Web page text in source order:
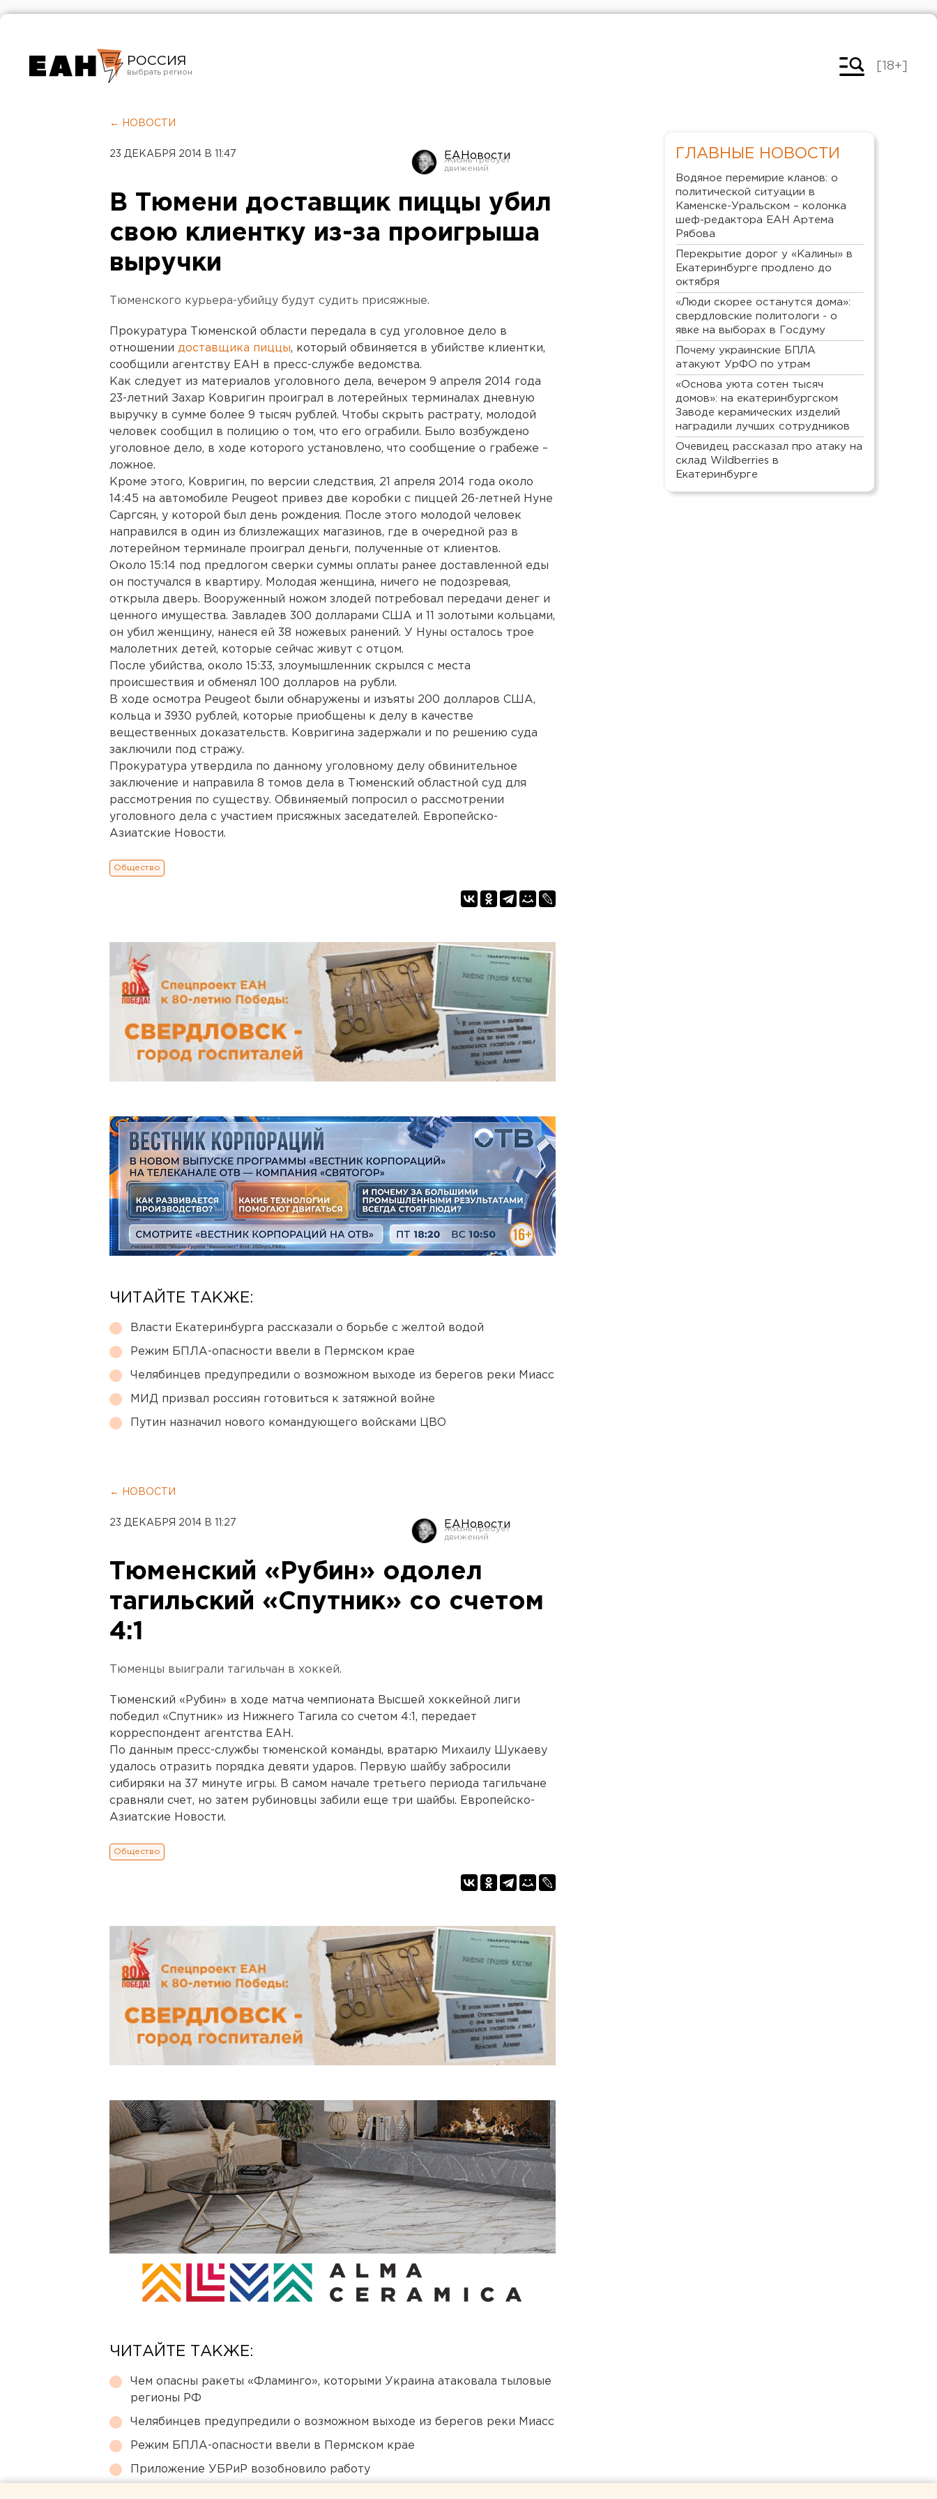
РОССИЯ
Челябинск
[18+]
← НОВОСТИ
23 ДЕКАБРЯ 2014 В 11:47 ЕАНовости
В Тюмени доставщик пиццы убил
свою клиентку из-за проигрыша
выручки
Тюменского курьера-убийцу будут судить присяжные.
Прокуратура Тюменской области передала в суд уголовное дело в
отношении доставщика пиццы, который обвиняется в убийстве клиентки,
сообщили агентству ЕАН в пресс-службе ведомства.
Как следует из материалов уголовного дела, вечером 9 апреля 2014 года
23-летний Захар Ковригин проиграл в лотерейных терминалах дневную
выручку в сумме более 9 тысяч рублей. Чтобы скрыть растрату, молодой
человек сообщил в полицию о том, что его ограбили. Было возбуждено
уголовное дело, в ходе которого установлено, что сообщение о грабеже –
ложное.
Кроме этого, Ковригин, по версии следствия, 21 апреля 2014 года около
14:45 на автомобиле Peugeot привез две коробки с пиццей 26-летней Нуне
Саргсян, у которой был день рождения. После этого молодой человек
направился в один из близлежащих магазинов, где в очередной раз в
лотерейном терминале проиграл деньги, полученные от клиентов.
Около 15:14 под предлогом сверки суммы оплаты ранее доставленной еды
он постучался в квартиру. Молодая женщина, ничего не подозревая,
открыла дверь. Вооруженный ножом злодей потребовал передачи денег и
ценного имущества. Завладев 300 долларами США и 11 золотыми кольцами,
он убил женщину, нанеся ей 38 ножевых ранений. У Нуны осталось трое
малолетних детей, которые сейчас живут с отцом.
После убийства, около 15:33, злоумышленник скрылся с места
происшествия и обменял 100 долларов на рубли.
В ходе осмотра Peugeot были обнаружены и изъяты 200 долларов США,
кольца и 3930 рублей, которые приобщены к делу в качестве
вещественных доказательств. Ковригина задержали и по решению суда
заключили под стражу.
Прокуратура утвердила по данному уголовному делу обвинительное
заключение и направила 8 томов дела в Тюменский областной суд для
рассмотрения по существу. Обвиняемый попросил о рассмотрении
уголовного дела с участием присяжных заседателей. Европейско-
Азиатские Новости.
Общество
ЧИТАЙТЕ ТАКЖЕ:
Власти Екатеринбурга рассказали о борьбе с желтой водой
Режим БПЛА-опасности ввели в Пермском крае
Челябинцев предупредили о возможном выходе из берегов реки Миасс
МИД призвал россиян готовиться к затяжной войне
Путин назначил нового командующего войсками ЦВО
← НОВОСТИ
23 ДЕКАБРЯ 2014 В 11:27 ЕАНовости
Тюменский «Рубин» одолел
тагильский «Спутник» со счетом
4:1
Тюменцы выиграли тагильчан в хоккей.
Тюменский «Рубин» в ходе матча чемпионата Высшей хоккейной лиги
победил «Спутник» из Нижнего Тагила со счетом 4:1, передает
корреспондент агентства ЕАН.
По данным пресс-службы тюменской команды, вратарю Михаилу Шукаеву
удалось отразить порядка девяти ударов. Первую шайбу забросили
сибиряки на 37 минуте игры. В самом начале третьего периода тагильчане
сравняли счет, но затем рубиновцы забили еще три шайбы. Европейско-
Азиатские Новости.
Общество
ЧИТАЙТЕ ТАКЖЕ:
Чем опасны ракеты «Фламинго», которыми Украина атаковала тыловые
регионы РФ
Челябинцев предупредили о возможном выходе из берегов реки Миасс
Режим БПЛА-опасности ввели в Пермском крае
Приложение УБРиР возобновило работу
ГЛАВНЫЕ НОВОСТИ
Водяное перемирие кланов: о
политической ситуации в
Каменске-Уральском – колонка
шеф-редактора ЕАН Артема
Рябова
Перекрытие дорог у «Калины» в
Екатеринбурге продлено до
октября
«Люди скорее останутся дома»:
свердловские политологи - о
явке на выборах в Госдуму
Почему украинские БПЛА
атакуют УрФО по утрам
«Основа уюта сотен тысяч
домов»: на екатеринбургском
Заводе керамических изделий
наградили лучших сотрудников
Очевидец рассказал про атаку на
склад Wildberries в
Екатеринбурге